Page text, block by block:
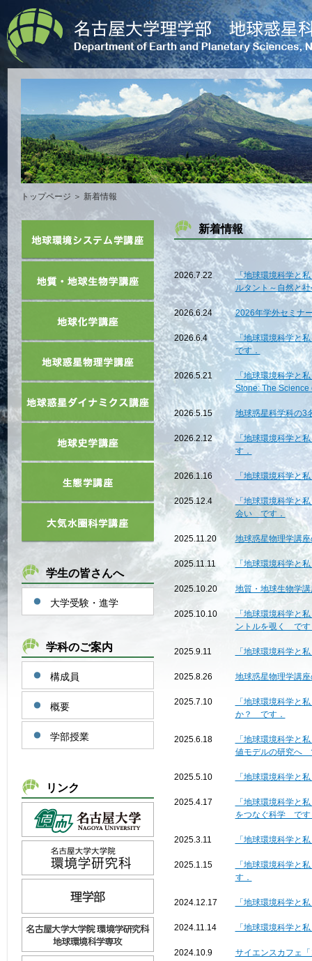
トップページ ＞ 新着情報
新着情報
2026.7.22
「地球環境科学と
ルタント～自然と
2026.6.24 2026年学外セミナ
2026.6.4
「地球環境科学と
です．
2026.5.21
「地球環境科学と
Stone: The
2026.5.15 地球惑星科学科の3
2026.2.12
「地球環境科学と
す．
2026.1.16 「地球環境科学
2025.12.4
「地球環境科学と
会い です．
2025.11.20 地球惑星物理学講
2025.11.11 「地球環境科学
2025.10.20 地質・地球生物学
2025.10.10
「地球環境科学
ントルを覗く です
2025.9.11 「地球環境科学
2025.8.26 地球惑星物理学講
2025.7.10
「地球環境科学
か？ です．
2025.6.18
「地球環境科学
値モデルの研究へ
2025.5.10 「地球環境科学
2025.4.17
「地球環境科学
をつなぐ科学 です
2025.3.11 「地球環境科学
2025.1.15
「地球環境科学
す．
2024.12.17 「地球環境科学
2024.11.14 「地球環境科学
2024.10.9 サイエンスカフェ
学生の皆さんへ
大学受験・進学
学科のご案内
構成員
概要
学部授業
リンク